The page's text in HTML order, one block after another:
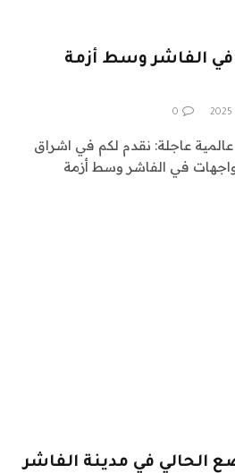
الفاشر وسط أزمة
0
24 متابعات عالمية عاجلة: نقدم لكم في اشراق
المواجهات في الفاشر وسط أزمة
الحالي في مدينة الفاشر